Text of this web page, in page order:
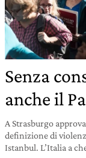
Senza
anche il
A Strasburgo
definizione di
Istanbul. L’Italia a